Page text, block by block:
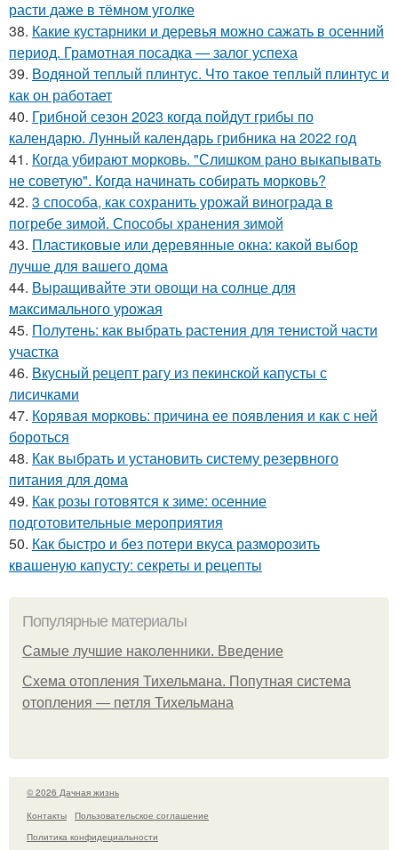
расти даже в тёмном уголке
38. Какие кустарники и деревья можно сажать в осенний
период. Грамотная посадка — залог успеха
39. Водяной теплый плинтус. Что такое теплый плинтус и
как он работает
40. Грибной сезон 2023 когда пойдут грибы по
календарю. Лунный календарь грибника на 2022 год
41. Когда убирают морковь. "Слишком рано выкапывать
не советую". Когда начинать собирать морковь?
42. 3 способа, как сохранить урожай винограда в
погребе зимой. Способы хранения зимой
43. Пластиковые или деревянные окна: какой выбор
лучше для вашего дома
44. Выращивайте эти овощи на солнце для
максимального урожая
45. Полутень: как выбрать растения для тенистой части
участка
46. Вкусный рецепт рагу из пекинской капусты с
лисичками
47. Корявая морковь: причина ее появления и как с ней
бороться
48. Как выбрать и установить систему резервного
питания для дома
49. Как розы готовятся к зиме: осенние
подготовительные мероприятия
50. Как быстро и без потери вкуса разморозить
квашеную капусту: секреты и рецепты
Популярные материалы
Самые лучшие наколенники. Введение
Схема отопления Тихельмана. Попутная система
отопления — петля Тихельмана
© 2026 Дачная жизнь
Контакты
Пользовательское соглашение
Политика конфидециальности